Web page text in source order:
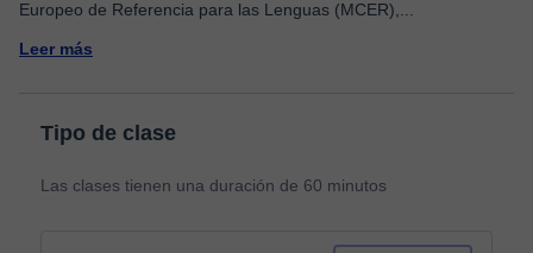
Europeo de Referencia para las Lenguas (MCER),
Leer más
Tipo de clase
Las clases tienen una duración de 60 minutos